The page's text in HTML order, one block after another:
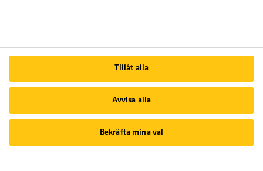
Tillåt alla
Avvisa alla
Bekräfta mina val